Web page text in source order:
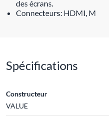
des écrans.
Connecteurs: HDMI, M
Spécifications
Constructeur
VALUE